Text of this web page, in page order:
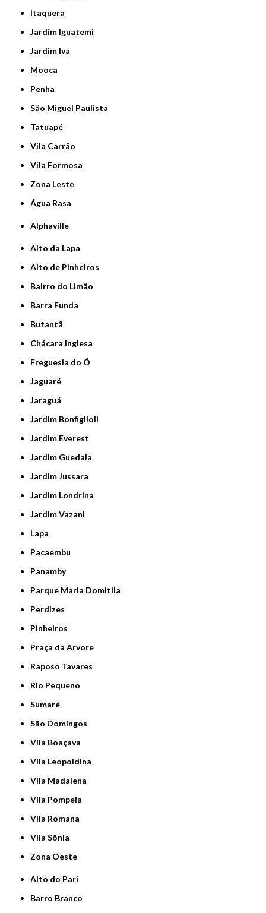
Itaquera
Jardim Iguatemi
Jardim Iva
Mooca
Penha
São Miguel Paulista
Tatuapé
Vila Carrão
Vila Formosa
Zona Leste
Água Rasa
Alphaville
Alto da Lapa
Alto de Pinheiros
Bairro do Limão
Barra Funda
Butantã
Chácara Inglesa
Freguesia do Ó
Jaguaré
Jaraguá
Jardim Bonfiglioli
Jardim Everest
Jardim Guedala
Jardim Jussara
Jardim Londrina
Jardim Vazani
Lapa
Pacaembu
Panamby
Parque Maria Domitila
Perdizes
Pinheiros
Praça da Arvore
Raposo Tavares
Rio Pequeno
Sumaré
São Domingos
Vila Boaçava
Vila Leopoldina
Vila Madalena
Vila Pompeia
Vila Romana
Vila Sônia
Zona Oeste
Alto do Pari
Barro Branco